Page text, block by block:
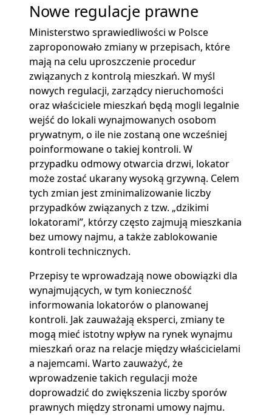
Nowe regulacje prawne
Ministerstwo sprawiedliwości w Polsce
zaproponowało zmiany w przepisach, które
mają na celu uproszczenie procedur
związanych z kontrolą mieszkań. W myśl
nowych regulacji, zarządcy nieruchomości
oraz właściciele mieszkań będą mogli legalnie
wejść do lokali wynajmowanych osobom
prywatnym, o ile nie zostaną one wcześniej
poinformowane o takiej kontroli. W
przypadku odmowy otwarcia drzwi, lokator
może zostać ukarany wysoką grzywną. Celem
tych zmian jest zminimalizowanie liczby
przypadków związanych z tzw. „dzikimi
lokatorami”, którzy często zajmują mieszkania
bez umowy najmu, a także zablokowanie
kontroli technicznych.
Przepisy te wprowadzają nowe obowiązki dla
wynajmujących, w tym konieczność
informowania lokatorów o planowanej
kontroli. Jak zauważają eksperci, zmiany te
mogą mieć istotny wpływ na rynek wynajmu
mieszkań oraz na relacje między właścicielami
a najemcami. Warto zauważyć, że
wprowadzenie takich regulacji może
doprowadzić do zwiększenia liczby sporów
prawnych między stronami umowy najmu.